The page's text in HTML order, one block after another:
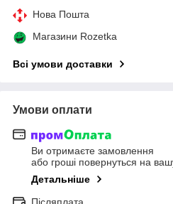
Нова Пошта
Магазини Rozetka
Всі умови доставки
Умови оплати
Ви отримаєте замовлення
або гроші повернуться на
Детальніше